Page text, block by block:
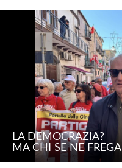
LA DEMOCRAZIA?
MA CHI SE NE FREGA